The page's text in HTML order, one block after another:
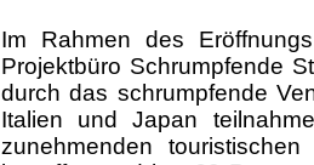
Im Rahmen des
Projektbüro Schrumpfende
durch das schrumpfende
Italien und Japan
zunehmenden